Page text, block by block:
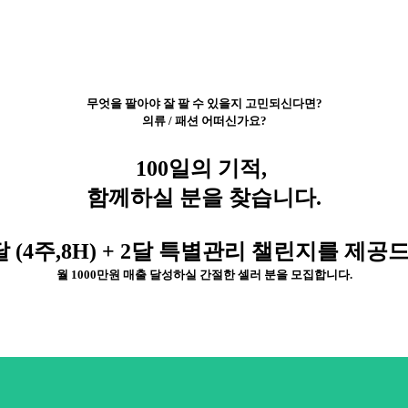
무엇을 팔아야 잘 팔 수 있을지 고민되신다면?
의류 / 패션 어떠신가요?
100일의 기적,
함께하실 분을 찾습니다.
(4주,8H) + 2달 특별관리 챌린지를 제공
월 1000만원 매출 달성하실 간절한 셀러 분을 모집합니다.